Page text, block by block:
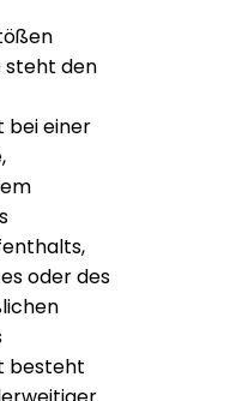
steht den
bei einer
oder des
besteht